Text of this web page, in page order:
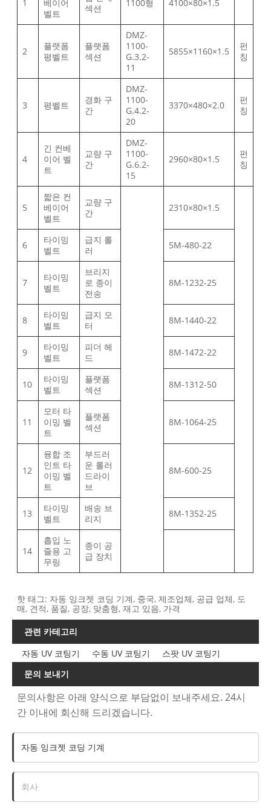
1
베이어
벨트
섹션
1100형 4100×80×1.5
2
플랫폼
평벨트
플랫폼
섹션
DMZ-
1100-
G.3.2-
11
5855×1160×1.5
펀
칭
3 평벨트
경화 구
간
DMZ-
1100-
G.4.2-
20
3370×480×2.0
펀
칭
4
긴 컨베
이어 벨
트
교량 구
간
DMZ-
1100-
G.6.2-
15
2960×80×1.5
펀
칭
5
짧은 컨
베이어
벨트
교량 구
간
2310×80×1.5
6
타이밍
벨트
급지 롤
러
5M-480-22
7
타이밍
벨트
브리지
로 종이
전송
8M-1232-25
8
타이밍
벨트
급지 모
터
8M-1440-22
9
타이밍
벨트
피더 헤
드
8M-1472-22
10
타이밍
벨트
플랫폼
섹션
8M-1312-50
11
모터 타
이밍 벨
트
플랫폼
섹션
8M-1064-25
12
융합 조
인트 타
이밍 벨
트
부드러
운 롤러
드라이
브
8M-600-25
13
타이밍
벨트
배송 브
리지
8M-1352-25
14
흡입 노
즐용 고
무링
종이 공
급 장치
핫 태그: 자동 잉크젯 코딩 기계, 중국, 제조업체, 공급 업체, 도
매, 견적, 품질, 공장, 맞춤형, 재고 있음, 가격
관련 카테고리
자동 UV 코팅기
수동 UV 코팅기
스팟 UV 코팅기
문의 보내기
문의사항은 아래 양식으로 부담없이 보내주세요. 24시
간 이내에 회신해 드리겠습니다.